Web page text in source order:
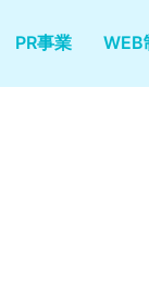
PR事業 WEB